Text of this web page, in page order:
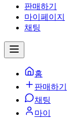
판매하기
마이페이지
채팅
홈
판매하기
채팅
마이